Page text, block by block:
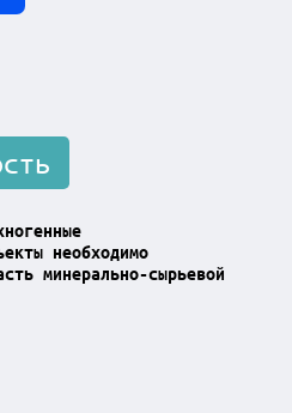
необходимо
минерально-сырьевой